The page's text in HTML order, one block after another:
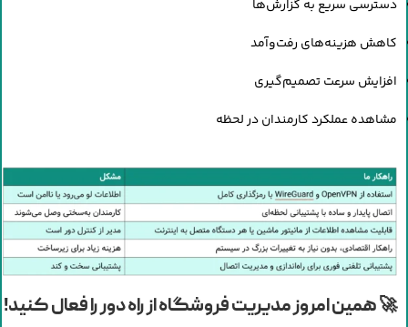
دسترسی سریع به گزارش‌ها
کاهش هزینه‌های رفت‌وآمد
افزایش سرعت تصمیم‌گیری
مشاهده عملکرد کارمندان در لحظه
🚀 همین امروز مدیریت فروشگاه از راه دور را فعال کنید!